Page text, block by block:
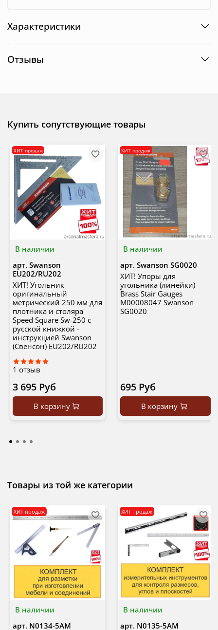
Характеристики
Отзывы
Купить сопутствующие товары
В наличии
ХИТ продаж
арт. Swanson
EU202/RU202
ХИТ! Угольник
оригинальный
метрический 250 мм для
плотника и столяра
Speed Square Sw-250 с
русской книжкой -
инструкцией Swanson
(Свенсон) EU202/RU202
1 отзыв
3 695 Руб
В корзину
В наличии
ХИТ продаж
арт. Swanson SG0020
ХИТ! Упоры для
угольника (линейки)
Brass Stair Gauges
М00008047 Swanson
SG0020
695 Руб
В корзину
Товары из той же категории
В наличии
ХИТ продаж
арт. N0134-5AM
В наличии
ХИТ продаж
арт. N0135-5AM